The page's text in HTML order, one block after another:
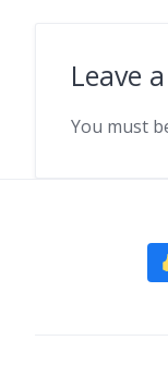
Leave
You must